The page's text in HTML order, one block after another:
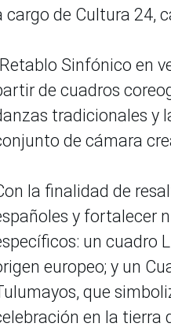
cargo de Cultura 24,
Sinfónico en
de cuadros
tradicionales y
de cámara
la finalidad de
y fortalecer
un cuadro
europeo; y un
que
en la tierra